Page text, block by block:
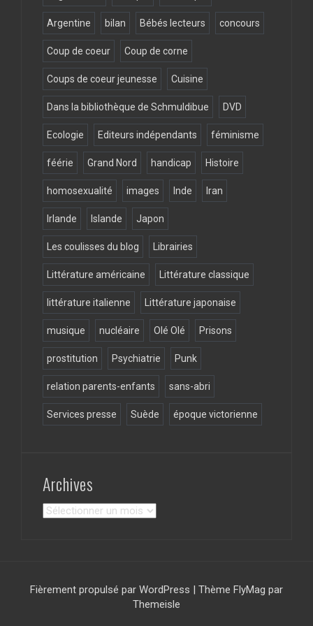
Argentine bilan Bébés lecteurs concours
Coup de coeur Coup de corne
Coups de coeur jeunesse Cuisine
Dans la bibliothèque de Schmuldibue DVD
Ecologie Editeurs indépendants féminisme
féérie Grand Nord handicap Histoire
homosexualité images Inde Iran
Irlande Islande Japon
Les coulisses du blog Librairies
Littérature américaine Littérature classique
littérature italienne Littérature japonaise
musique nucléaire Olé Olé Prisons
prostitution Psychiatrie Punk
relation parents-enfants sans-abri
Services presse Suède époque victorienne
Archives
Archives
Fièrement propulsé par WordPress | Thème FlyMag par
Themeisle